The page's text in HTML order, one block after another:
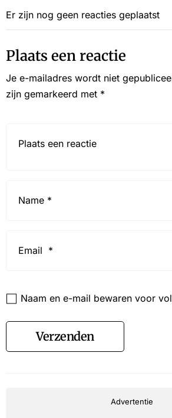
Er zijn nog geen reacties geplaatst
Plaats een reactie
Je e-mailadres wordt niet
zijn gemarkeerd met *
Naam en e-mail bewaren voor
Verzenden
Advertentie